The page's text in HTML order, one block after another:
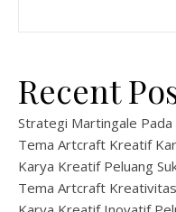
Recent
Strategi Martingale
Tema Artcraft Kreatif
Karya Kreatif Peluang
Tema Artcraft